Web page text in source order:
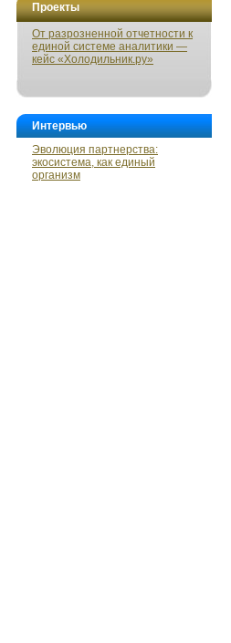
Проекты
От разрозненной отчетности к
единой системе аналитики —
кейс «Холодильник.ру»
Интервью
Эволюция партнерства:
экосистема, как единый
организм